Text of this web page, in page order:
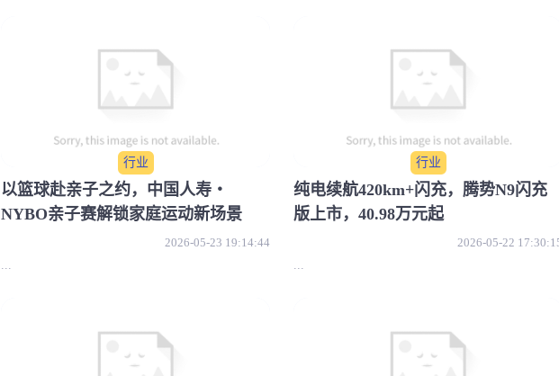
行业
​以篮球赴亲子之约，中国人寿・
NYBO亲子赛解锁家庭运动新场景
2026-05-23 19:14:44
行业
纯电续航420km+闪充，腾势N9闪充
版上市，40.98万元起
2026-05-22